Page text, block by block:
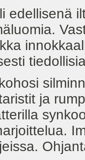
edellisenä
ja